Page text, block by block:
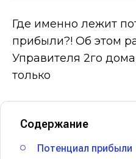
Где именно лежит
прибыли?! Об этом
Управителя 2го
только
Содержание
Потенциал прибыли